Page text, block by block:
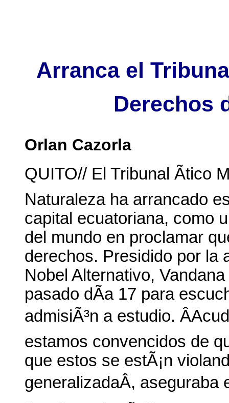
Arranca el
Derechos
Orlan Cazorla
QUITO// El Tribunal Ãtico
Naturaleza ha arrancado
capital ecuatoriana, como
del mundo en proclamar
derechos. Presidido por la
Nobel Alternativo,
pasado dÃ­a 17 para
admisiÃ³n a estudio.
estamos convencidos de
que estos se estÃ¡n
generalizadaÂ,